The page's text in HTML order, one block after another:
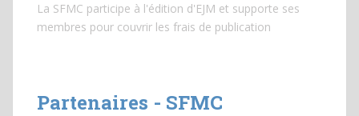
La SFMC participe à l'édition d'EJM et supporte ses
membres pour couvrir les frais de publication
Partenaires - SFMC